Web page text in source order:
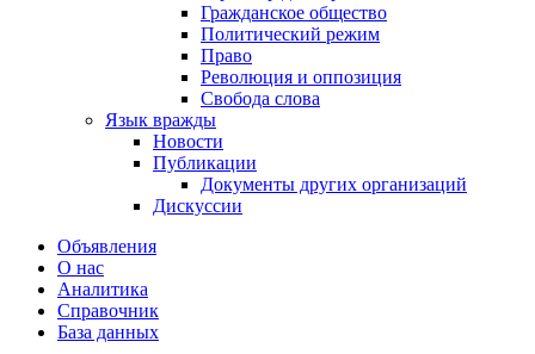
Гражданское общество
Политический режим
Право
Революция и оппозиция
Свобода слова
Язык вражды
Новости
Публикации
Документы других организаций
Дискуссии
Объявления
О нас
Аналитика
Справочник
База данных